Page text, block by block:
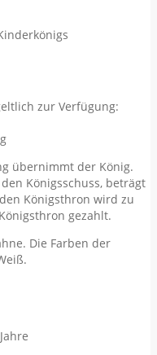
zur Verfügung:
übernimmt der König.
Königsschuss, beträgt
Königsthron wird zu
gezahlt.
Die Farben der